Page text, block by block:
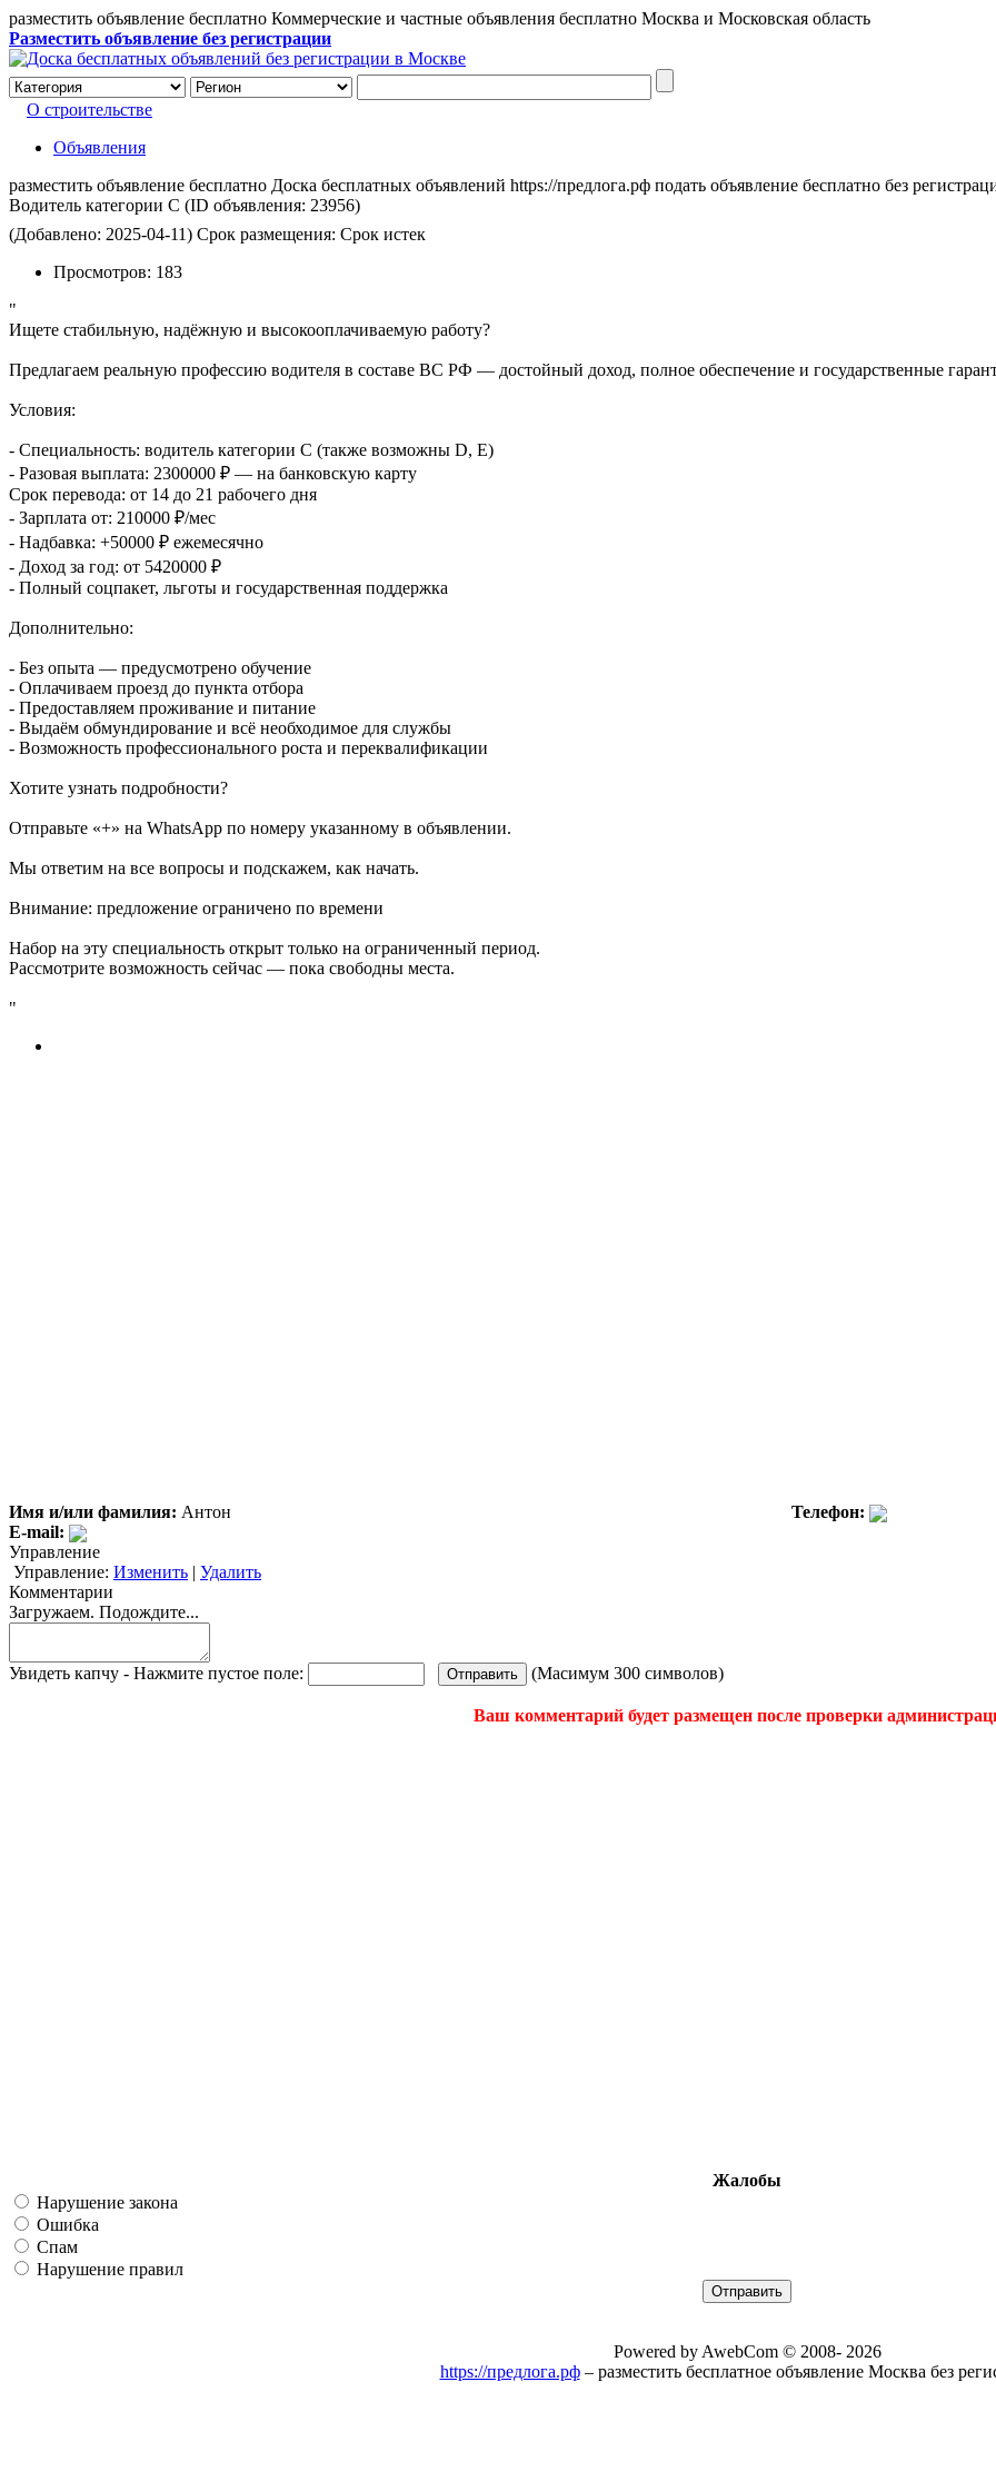
разместить объявление бесплатно Коммерческие и частные объявления бесплатно Москва и Московская область
Разместить объявление без регистрации
О строительстве
Объявления
разместить объявление бесплатно Доска бесплатных объявлений https://предлога.рф подать объявление бесплатно без
Водитель категории C (ID объявления: 23956)
(Добавлено: 2025-04-11) Срок размещения: Срок истек
Просмотров: 183
"
Ищете стабильную, надёжную и высокооплачиваемую работу?
Предлагаем реальную профессию водителя в составе ВС РФ — достойный доход, полное обеспечение и государственные
Условия:
- Специальность: водитель категории C (также возможны D, E)
- Разовая выплата: 2300000 ₽ — на банковскую карту
Срок перевода: от 14 до 21 рабочего дня
- Зарплата от: 210000 ₽/мес
- Надбавка: +50000 ₽ ежемесячно
- Доход за год: от 5420000 ₽
- Полный соцпакет, льготы и государственная поддержка
Дополнительно:
- Без опыта — предусмотрено обучение
- Оплачиваем проезд до пункта отбора
- Предоставляем проживание и питание
- Выдаём обмундирование и всё необходимое для службы
- Возможность профессионального роста и переквалификации
Хотите узнать подробности?
Отправьте «+» на WhatsApp по номеру указанному в объявлении.
Мы ответим на все вопросы и подскажем, как начать.
Внимание: предложение ограничено по времени
Набор на эту специальность открыт только на ограниченный период.
Рассмотрите возможность сейчас — пока свободны места.
"
Имя и/или фамилия: Антон
Телефон:
E-mail:
Управление
Управление: Изменить | Удалить
Комментарии
Загружаем. Подождите...
Увидеть капчу - Нажмите пустое поле: (Масимум 300 символов)
Ваш комментарий будет размещен после проверки
Жалобы
Нарушение закона
Ошибка
Спам
Нарушение правил
Powered by AwebCom © 2008- 2026
https://предлога.рф– разместить бесплатное объявление Москва без